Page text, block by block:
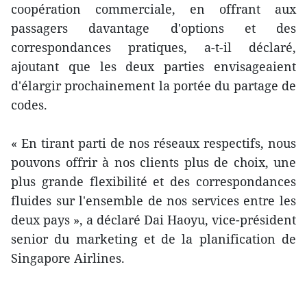
coopération commerciale, en offrant aux
passagers davantage d'options et des
correspondances pratiques, a-t-il déclaré,
ajoutant que les deux parties envisageaient
d'élargir prochainement la portée du partage de
codes.
« En tirant parti de nos réseaux respectifs, nous
pouvons offrir à nos clients plus de choix, une
plus grande flexibilité et des correspondances
fluides sur l'ensemble de nos services entre les
deux pays », a déclaré Dai Haoyu, vice-président
senior du marketing et de la planification de
Singapore Airlines.